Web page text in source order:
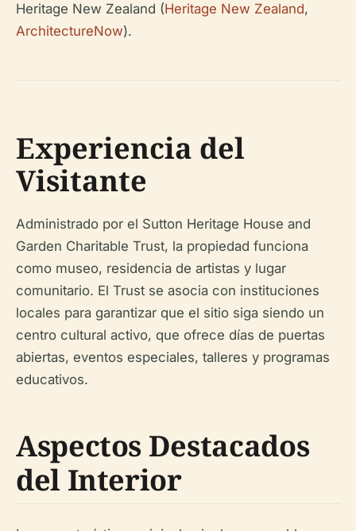
Heritage New Zealand (Heritage New Zealand,
ArchitectureNow).
Experiencia del
Visitante
Administrado por el Sutton Heritage House and
Garden Charitable Trust, la propiedad funciona
como museo, residencia de artistas y lugar
comunitario. El Trust se asocia con instituciones
locales para garantizar que el sitio siga siendo un
centro cultural activo, que ofrece días de puertas
abiertas, eventos especiales, talleres y programas
educativos.
Aspectos Destacados
del Interior